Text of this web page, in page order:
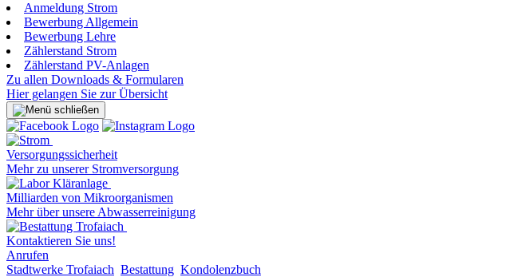
Anmeldung Strom
Bewerbung Allgemein
Bewerbung Lehre
Zählerstand Strom
Zählerstand PV-Anlagen
Zu allen Downloads & Formularen
Hier gelangen Sie zur Übersicht
Versorgungssicherheit
Mehr zu unserer Stromversorgung
Milliarden von Mikroorganismen
Mehr über unsere Abwasserreinigung
Kontaktieren Sie uns!
Anrufen
Stadtwerke Trofaiach Bestattung Kondolenzbuch